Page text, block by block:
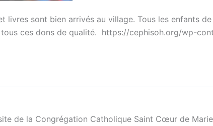
livres sont bien arrivés au village. Tous les enfants
ces dons de qualité. https://cephisoh.org/wp-
de la Congrégation Catholique Saint Cœur de Marie